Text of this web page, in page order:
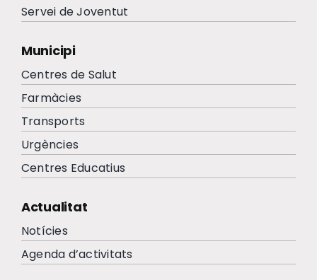
Servei de Joventut
Municipi
Centres de Salut
Farmàcies
Transports
Urgències
Centres Educatius
Actualitat
Notícies
Agenda d’activitats